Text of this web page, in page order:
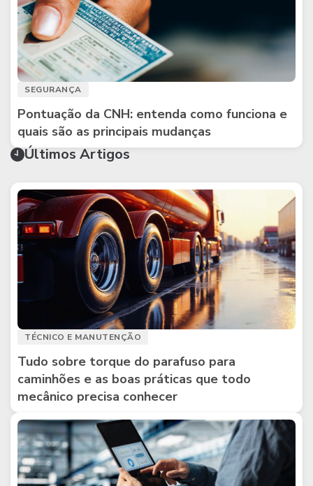
SEGURANÇA
Pontuação da CNH: entenda como funciona e
quais são as principais mudanças
Últimos Artigos
TÉCNICO E MANUTENÇÃO
Tudo sobre torque do parafuso para
caminhões e as boas práticas que todo
mecânico precisa conhecer